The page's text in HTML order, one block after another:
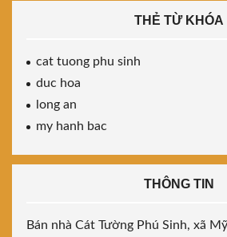
THẺ TỪ KHÓA
cat tuong phu sinh
duc hoa
long an
my hanh bac
THÔNG TIN
Bán nhà Cát Tường Phú Sinh, xã